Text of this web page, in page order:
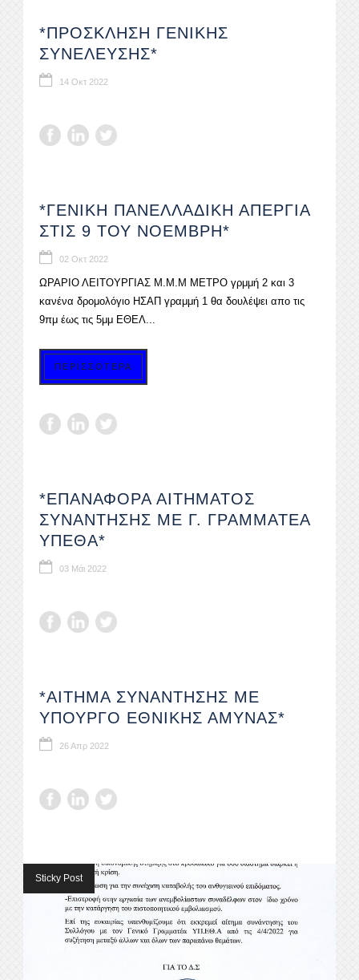
*ΠΡΟΣΚΛΗΣΗ ΓΕΝΙΚΗΣ
ΣΥΝΕΛΕΥΣΗΣ*
14 Οκτ 2022
*ΓΕΝΙΚΗ ΠΑΝΕΛΛΑΔΙΚΗ ΑΠΕΡΓΙΑ
ΣΤΙΣ 9 ΤΟΥ ΝΟΕΜΒΡΗ*
02 Οκτ 2022
ΩΡΑΡΙΟ ΛΕΙΤΟΥΡΓΙΑΣ Μ.Μ.Μ ΜΕΤΡΟ γρμμή 2 και 3
κανένα δρομολόγιο ΗΣΑΠ γραμμή 1 θα δουλέψει απο τις
9πμ έως τις 5μμ ΕΘΕΛ...
ΠΕΡΙΣΣΟΤΕΡΑ
*ΕΠΑΝΑΦΟΡΑ ΑΙΤΗΜΑΤΟΣ
ΣΥΝΑΝΤΗΣΗΣ ΜΕ Γ. ΓΡΑΜΜΑΤΕΑ
ΥΠΕΘΑ*
03 Μάι 2022
*ΑΙΤΗΜΑ ΣΥΝΑΝΤΗΣΗΣ ΜΕ
ΥΠΟΥΡΓΟ ΕΘΝΙΚΗΣ ΑΜΥΝΑΣ*
26 Απρ 2022
Sticky Post